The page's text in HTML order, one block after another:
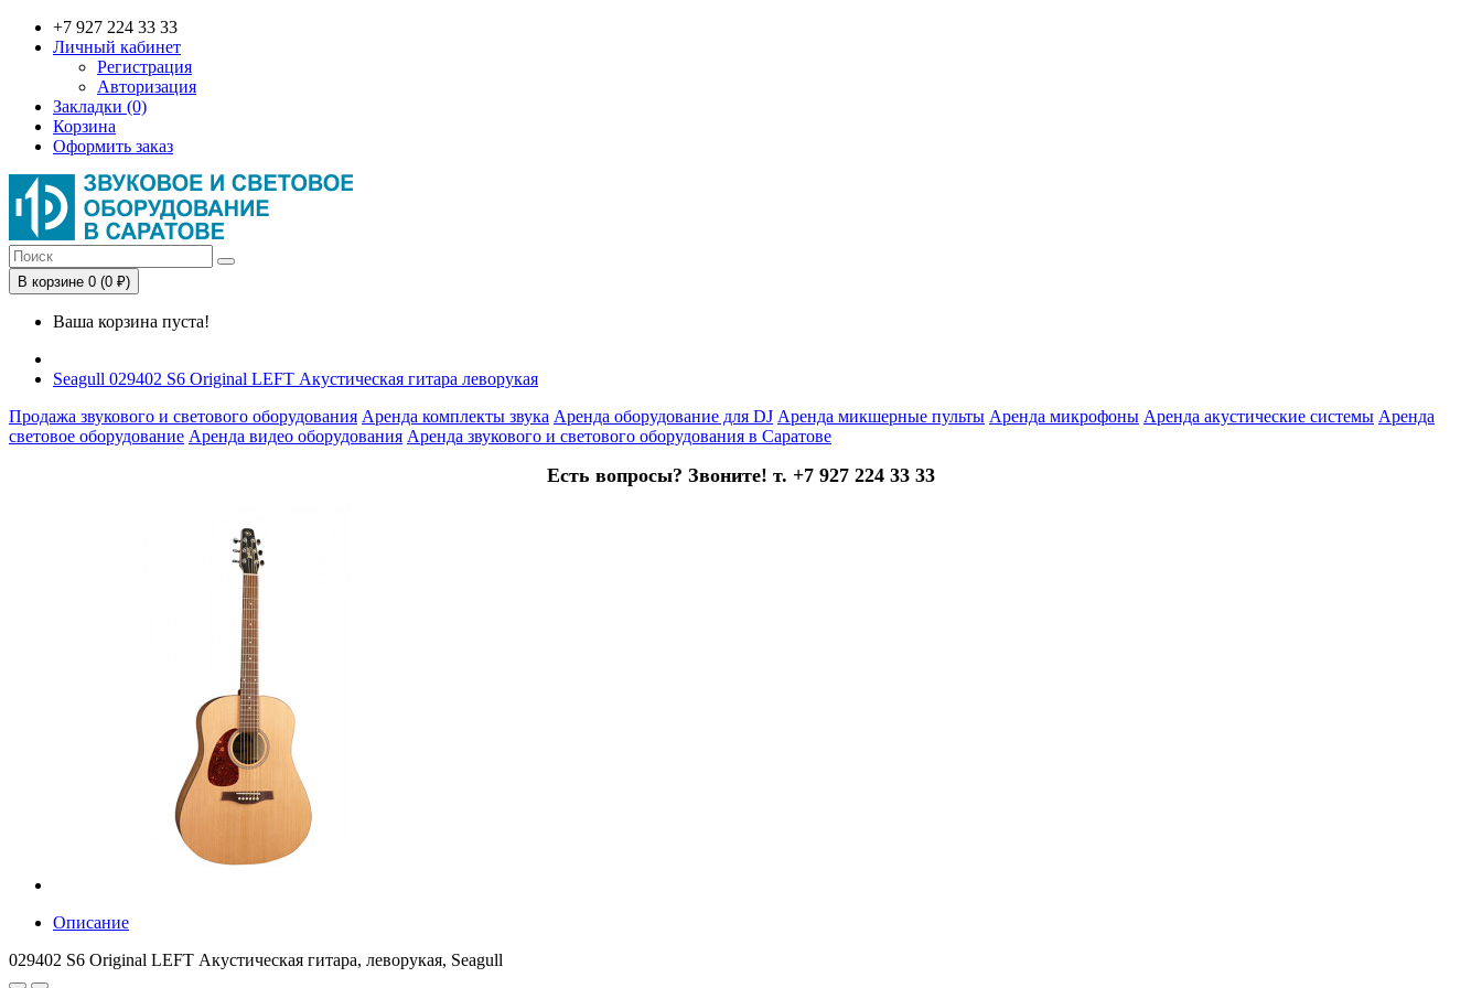
+7 927 224 33 33
Личный кабинет
Регистрация
Авторизация
Закладки (0)
Корзина
Оформить заказ
В корзине 0 (0 ₽)
Ваша корзина пуста!
Seagull 029402 S6 Original LEFT Акустическая гитара леворукая
Продажа звукового и светового оборудования Аренда комплекты звука Аренда оборудование для DJ Аренда микшерные пульты Аренда микрофоны Аренда акустические системы Аренда
световое оборудование Аренда видео оборудования Аренда звукового и светового оборудования в Саратове
Есть вопросы? Звоните! т. +7 927 224 33 33
Описание
029402 S6 Original LEFT Акустическая гитара, леворукая, Seagull